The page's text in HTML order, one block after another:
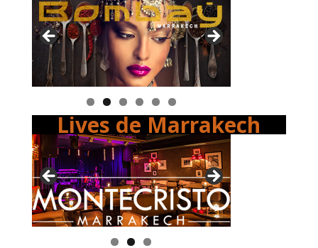
Lives de Marrakech